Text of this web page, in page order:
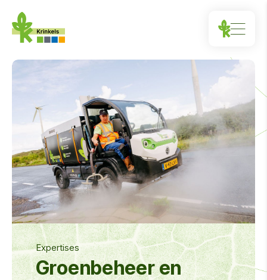
Expertises
Groenbeheer en